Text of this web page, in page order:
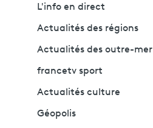
L'info en direct
Actualités des régions
Actualités des outre-mer
francetv sport
Actualités culture
Géopolis